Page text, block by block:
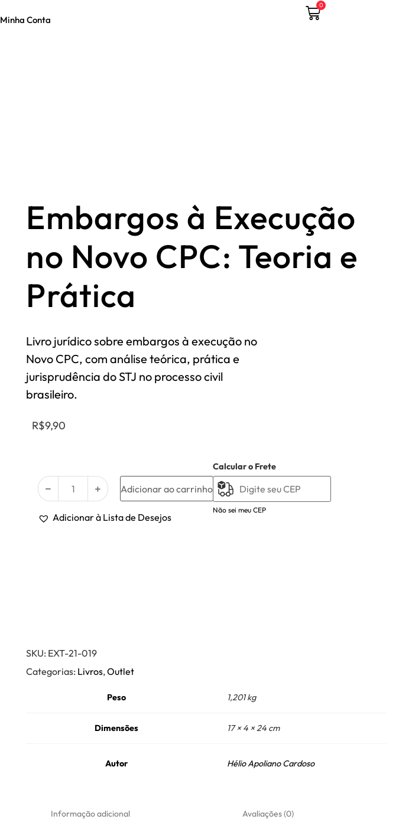
Minha Conta
0
Embargos à Execução
no Novo CPC: Teoria e
Prática
Livro jurídico sobre embargos à execução no
Novo CPC, com análise teórica, prática e
jurisprudência do STJ no processo civil
brasileiro.
R$9,90
Adicionar ao carrinho
Adicionar à Lista de Desejos
Calcular o Frete
Não sei meu CEP
SKU: EXT-21-019
Categorias: Livros,Outlet
Peso 1,201 kg
Dimensões 17 × 4 × 24 cm
Autor Hélio Apoliano Cardoso
Informação adicional Avaliações (0)